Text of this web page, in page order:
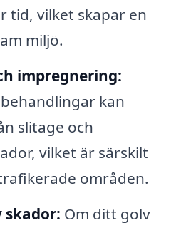
tid, vilket skapar en
miljö.
impregnering:
kan
slitage och
vilket är särskilt
områden.
skador: Om ditt golv